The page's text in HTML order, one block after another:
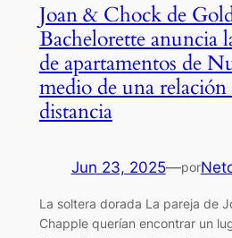
Joan & Chock de
Bachelorette anuncia
de apartamentos de
medio de una relación
distancia
Jun 23, 2025—por
La soltera dorada La pareja de
Chapple querían encontrar un